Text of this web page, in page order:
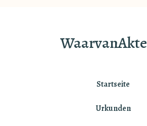
WaarvanAkte
Startseite
Urkunden